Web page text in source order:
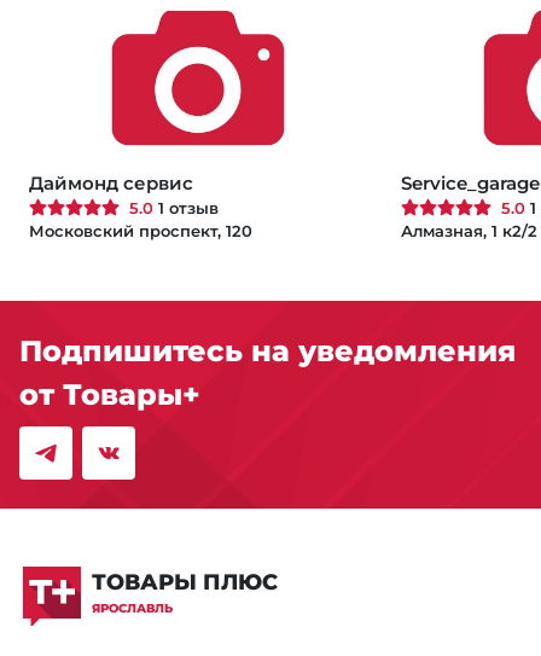
Даймонд сервис
5.0 1 отзыв
Московский проспект, 120
5.0
Алмазная, 1 к2/2
Подпишитесь на уведомления
от Товары+
ТОВАРЫ ПЛЮС
ЯРОСЛАВЛЬ